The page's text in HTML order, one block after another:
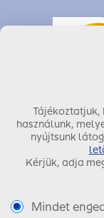
Utolsó
Tájékoztatjuk,
használunk,
nyújtsunk
Kérjük, adja
Mindet